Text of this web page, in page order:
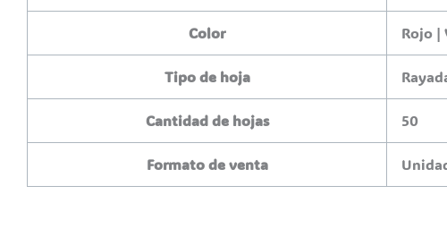
Color Rojo |
Tipo de hoja
Cantidad de hojas 50
Formato de venta